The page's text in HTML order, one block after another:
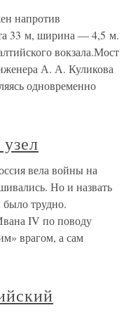
напротив
33 м, ширина — 4,5 м.
вокзала.Мост
А. А. Куликова
одновременно
вела войны на
Но и назвать
трудно.
IV по поводу
врагом, а сам